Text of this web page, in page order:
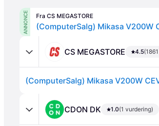
ANNONCE Fra CS MEGASTORE
CS MEGASTORE 4.5
CDON DK 1.0(1 vurdering)